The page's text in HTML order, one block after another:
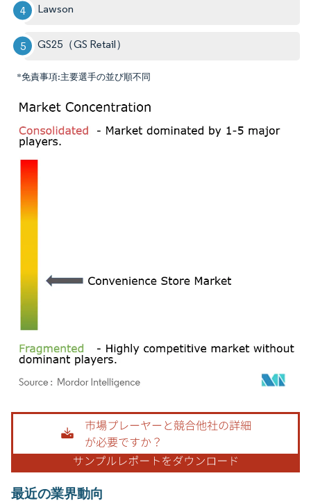
Lawson
GS25（GS Retail）
*免責事項:主要選手の並び順不同
画像 © Mordor Intelligence。再利用にはCC BY 4.0の表示が必要です。
最近の業界動向